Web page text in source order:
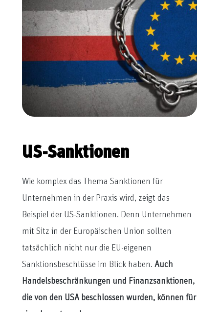
US-Sanktionen
Wie komplex das Thema Sanktionen für
Unternehmen in der Praxis wird, zeigt das
Beispiel der US-Sanktionen. Denn Unternehmen
mit Sitz in der Europäischen Union sollten
tatsächlich nicht nur die EU-eigenen
Sanktionsbeschlüsse im Blick haben. Auch
Handelsbeschränkungen und Finanzsanktionen,
die von den USA beschlossen wurden, können für